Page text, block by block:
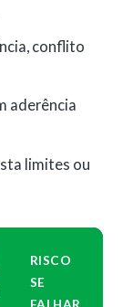
conflito
aderência
limites ou
RISCO
SE
FALHAR